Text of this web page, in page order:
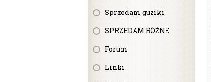
Sprzedam guziki
SPRZEDAM RÓŻNE
Forum
Linki